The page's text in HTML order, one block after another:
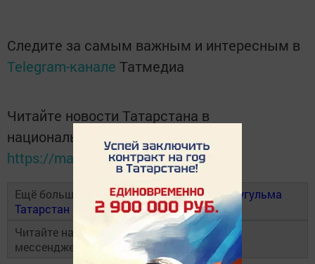
Следите за самым важным и интересным в
Telegram-канале Татмедиа
Читайте новости Татарстана в
национальном мессенджере MАХ:
https://max.ru/tatmedia
Ещё больше новостей в Telegram-каналеБугульма
Татарстан
Читайте наши новости в национальном
мессенджере MAX и в«Дзен»